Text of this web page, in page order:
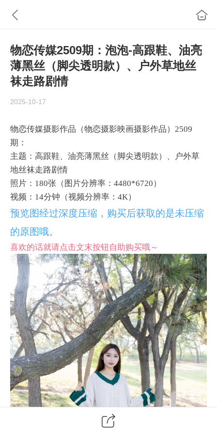
物恋传媒2509期：泡泡-高跟鞋、油亮
薄黑丝（脚尖透明款）、户外草地丝
袜走路剧情
2025-10-17
物恋传媒摄影作品（物恋摄影映画摄影作品）2509
期：
主题：高跟鞋、油亮薄黑丝（脚尖透明款）、户外草
地丝袜走路剧情
照片：180张（图片分辨率：4480*6720）
视频：14分钟（视频分辨率：4K）
预览图经过深度压缩，购买后获取的是未压缩
的原图哦。
喜欢的话就请点击文末按钮自助购买哦～